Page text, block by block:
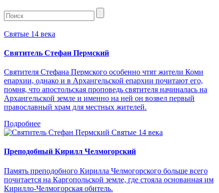
Святые 14 века
Святитель Стефан Пермский
Святителя Стефана Пермского особенно чтят жители Коми
епархии, однако и в Архангельской епархии почитают его,
помня, что апостольская проповедь святителя начиналась на
Архангельской земле и именно на ней он возвел первый
православный храм для местных жителей.
Подробнее
Святые 14 века
Преподобный Кирилл Челмогорский
Память преподобного Кирилла Челмогорского больше всего
почитается на Каргопольской земле, где стояла основанная им
Кирилло-Челмогорская обитель.